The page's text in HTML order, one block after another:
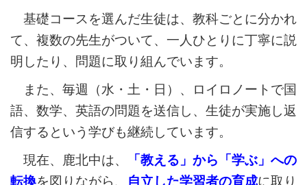
基礎コースを選んだ生徒は、教科ごとに分かれ
て、複数の先生がついて、一人ひとりに丁寧に説
明したり、問題に取り組んでいます。
また、毎週（水・土・日）、ロイロノートで国
語、数学、英語の問題を送信し、生徒が実施し返
信するという学びも継続しています。
現在、鹿北中は、
「教える」から「学ぶ」への
転換を図りながら、 自立した学習者の育成に取り